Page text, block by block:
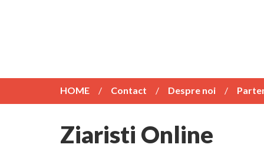
HOME Contact Despre noi
Ziaristi Online